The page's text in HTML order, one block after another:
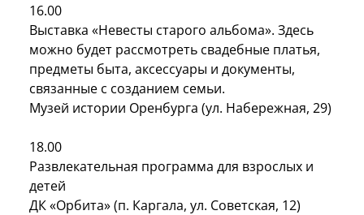
16.00
Выставка «Невесты старого альбома». Здесь
можно будет рассмотреть свадебные платья,
предметы быта, аксессуары и документы,
связанные с созданием семьи.
Музей истории Оренбурга (ул. Набережная, 29)
18.00
Развлекательная программа для взрослых и
детей
ДК «Орбита» (п. Каргала, ул. Советская, 12)